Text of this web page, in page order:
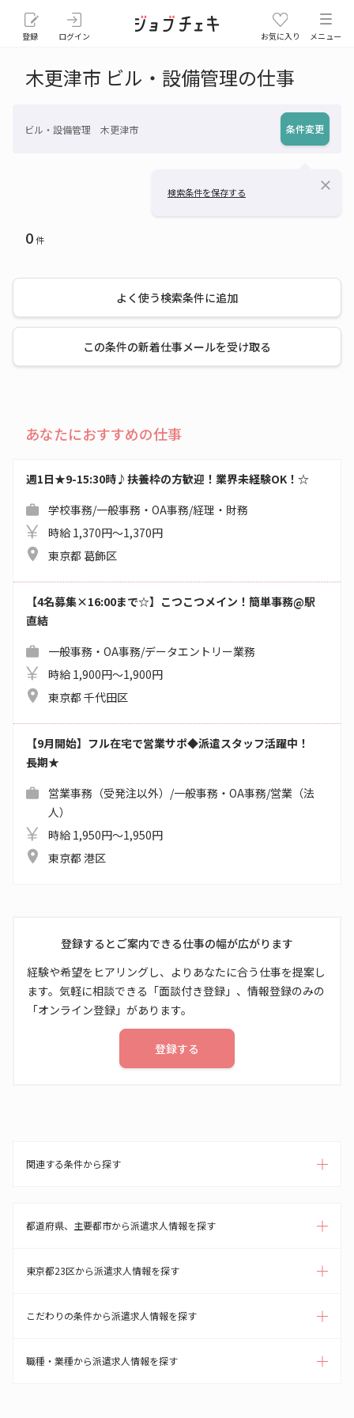
登録 ログイン お気に入り メニュー
木更津市 ビル・設備管理の仕事
ビル・設備管理 木更津市 条件変更
検索条件を保存する close
0件
よく使う検索条件に追加
この条件の新着仕事メールを受け取る
あなたにおすすめの仕事
週1日★9-15:30時♪扶養枠の方歓迎！業界未経験OK！☆
学校事務/一般事務・OA事務/経理・財務
時給 1,370円～1,370円
東京都 葛飾区
【4名募集×16:00まで☆】こつこつメイン！簡単事務@駅
直結
一般事務・OA事務/データエントリー業務
時給 1,900円～1,900円
東京都 千代田区
【9月開始】フル在宅で営業サポ◆派遣スタッフ活躍中！
長期★
営業事務（受発注以外）/一般事務・OA事務/営業（法
人）
時給 1,950円～1,950円
東京都 港区
登録するとご案内できる仕事の幅が広がります
経験や希望をヒアリングし、よりあなたに合う仕事を提案し
ます。気軽に相談できる「面談付き登録」、情報登録のみの
「オンライン登録」があります。
登録する
関連する条件から探す
都道府県、主要都市から派遣求人情報を探す
東京都23区から派遣求人情報を探す
こだわりの条件から派遣求人情報を探す
職種・業種から派遣求人情報を探す